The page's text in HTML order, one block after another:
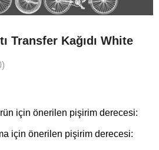
Transfer Kağıdı White
için önerilen pişirim derecesi:
için önerilen pişirim derecesi: